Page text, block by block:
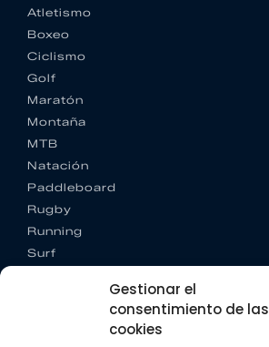
Gestionar el
consentimiento de las
cookies
Atletismo
Boxeo
Ciclismo
Golf
Maratón
Montaña
MTB
Natación
Paddleboard
Rugby
Running
Surf
CONTACTO